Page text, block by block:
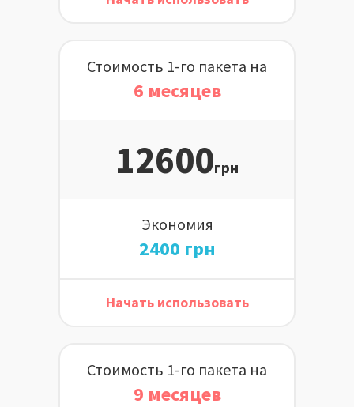
Стоимость 1-го пакета на
6 месяцев
12600грн
Экономия
2400 грн
Начать использовать
Стоимость 1-го пакета на
9 месяцев